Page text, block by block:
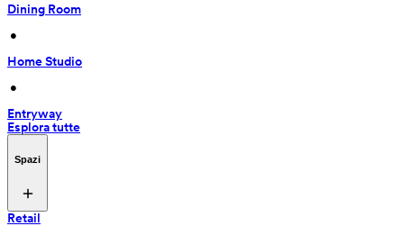
Dining Room
•
Home Studio
•
Entryway
Esplora tutte
Spazi
Retail